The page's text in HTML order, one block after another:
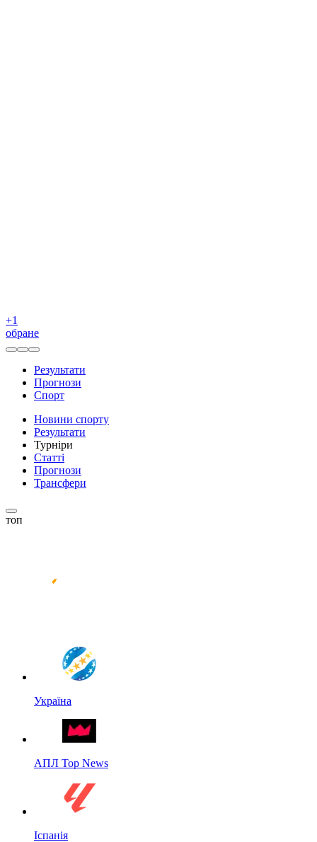
+1
обране
Результати
Прогнози
Спорт
Новини спорту
Результати
Турніри
Статті
Прогнози
Трансфери
топ
Україна
АПЛ Top News
Іспанія